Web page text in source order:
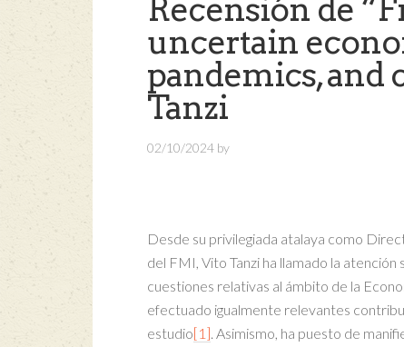
Recensión de
uncertain
pandemics, and
Tanzi
02/10/2024 by
Desde su privilegiada atalaya como
del FMI, Vito Tanzi ha llamado la
cuestiones relativas al ámbito de la
efectuado igualmente relevantes
estudio[1]. Asimismo, ha puesto de